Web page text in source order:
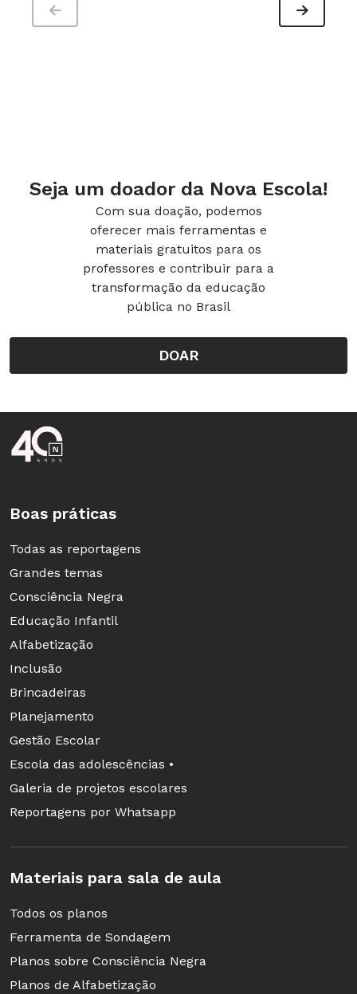
Seja um doador da Nova Escola!
Com sua doação, podemos
oferecer mais ferramentas e
materiais gratuitos para os
professores e contribuir para a
transformação da educação
pública no Brasil
DOAR
Rodapé da Nova Escola
Boas práticas
Todas as reportagens
Grandes temas
Consciência Negra
Educação Infantil
Alfabetização
Inclusão
Brincadeiras
Planejamento
Gestão Escolar
Escola das adolescências •
Galeria de projetos escolares
Reportagens por Whatsapp
Materiais para sala de aula
Todos os planos
Ferramenta de Sondagem
Planos sobre Consciência Negra
Planos de Alfabetização